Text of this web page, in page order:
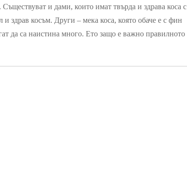
и дами, които имат твърда и здрава коса с
здрав косъм. Други – мека коса, която обаче е с фин
да са наистина много. Ето защо е важно правилното